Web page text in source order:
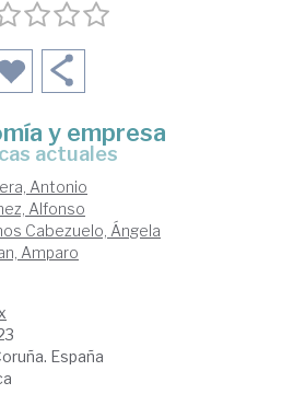
y empresa
actuales
Antonio
Alfonso
Cabezuelo, Ángela
Amparo
España